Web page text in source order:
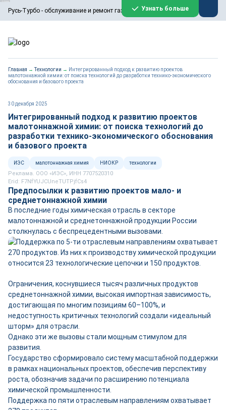
Русь-Турбо - обслуживание и ремонт газовых паровых турбин
ООО «Русь-Турбо» занимается сервисом газовых и паровых
турбин, комплексным ремонтом, восстановлением,
техническим обслуживанием оборудования ТЭС,
работают на нефтегазовых, нефтехимических,
металлургических и других предприятиях.
Реклама. ООО «Русь-Турбо», ИНН 7802588950
erid: F7NfYUJCUneVdwPs4znf
Узнать больше
Главная →Технологии → Интегрированный подход к развитию проектов
малотоннажной химии: от поиска технологий до разработки технико-экономического
обоснования и базового проекта
30 декабря 2025
Интегрированный подход к развитию проектов
малотоннажной химии: от поиска технологий до
разработки технико-экономического обоснования
и базового проекта
ИЭС малотоннажная химия НИОКР технологии
Реклама. ООО «ИЭС», ИНН 7707520310
Erid: F7NfYUJCUneTUTPjfCs4
Предпосылки к развитию проектов мало- и
среднетоннажной химии
В последние годы химическая отрасль в секторе
малотоннажной и среднетоннажной продукции России
столкнулась с беспрецедентными вызовами.
Ограничения, коснувшиеся тысяч различных продуктов
среднетоннажной химии, высокая импортная зависимость,
достигающая по многим позициям 60–100%, и
недоступность критичных технологий создали «идеальный
шторм» для отрасли.
Однако эти же вызовы стали мощным стимулом для
развития.
Государство сформировало систему масштабной поддержки
в рамках национальных проектов, обеспечив перспективу
роста, обозначив задачи по расширению потенциала
химической промышленности.
Поддержка по пяти отраслевым направлениям охватывает